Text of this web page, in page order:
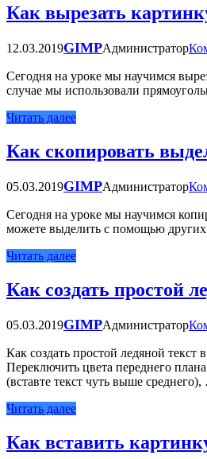
Как вырезать
12.03.2019GIMPАдминистратор
Сегодня на уроке мы научимся
случае мы использовали
Читать далее
Как скопировать
05.03.2019GIMPАдминистратор
Сегодня на уроке мы научимся
можете выделить с помощью
Читать далее
Как создать простой
05.03.2019GIMPАдминистратор
Как создать простой ледяной
Переключить цвета переднего
(вставте текст чуть выше
Читать далее
Как вставить